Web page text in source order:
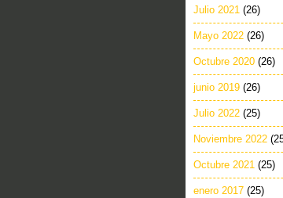
Julio 2021 (26)
Mayo 2022 (26)
Octubre 2020 (26)
junio 2019 (26)
Julio 2022 (25)
Noviembre 2022
Octubre 2021 (25)
enero 2017 (25)